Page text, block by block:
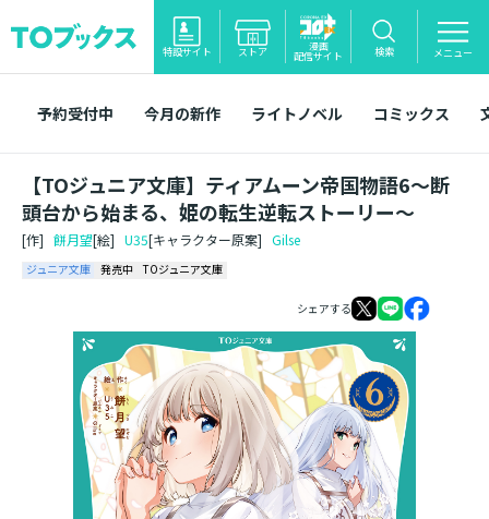
特設サイト ストア 漫画
配信サイト 検索 メニュー
予約受付中 今月の新作 ライトノベル コミックス
【TOジュニア文庫】ティアムーン帝国物語6～断
頭台から始まる、姫の転生逆転ストーリー～
[作] 餅月望[絵] U35[キャラクター原案] Gilse
ジュニア文庫 発売中 TOジュニア文庫
シェアする